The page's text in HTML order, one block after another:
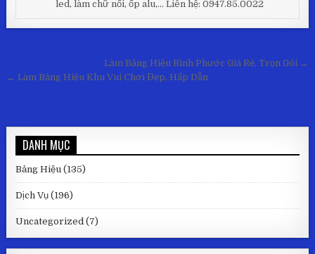
led, làm chữ nổi, ốp alu,... Liên hệ: 0947.85.0022
Điều hướng bài viếtLàm Bảng Hiệu Bình Phước Giá Rẻ, Trọn Gói →
← Làm Bảng Hiệu Khu Vui Chơi Đẹp, Hấp Dẫn
DANH MỤC
Bảng Hiệu (135)
Dịch Vụ (196)
Uncategorized (7)